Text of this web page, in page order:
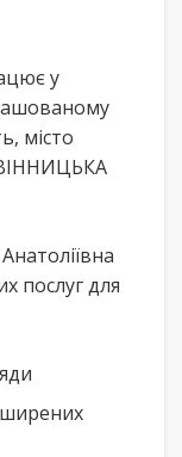
у
місто
послуг для